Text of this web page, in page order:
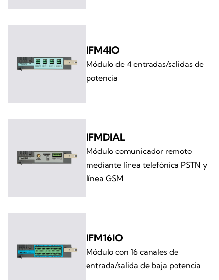
IFM4IO
Módulo de 4 entradas/salidas de
potencia
IFMDIAL
Módulo comunicador remoto
mediante línea telefónica PSTN y
línea GSM
IFM16IO
Módulo con 16 canales de
entrada/salida de baja potencia